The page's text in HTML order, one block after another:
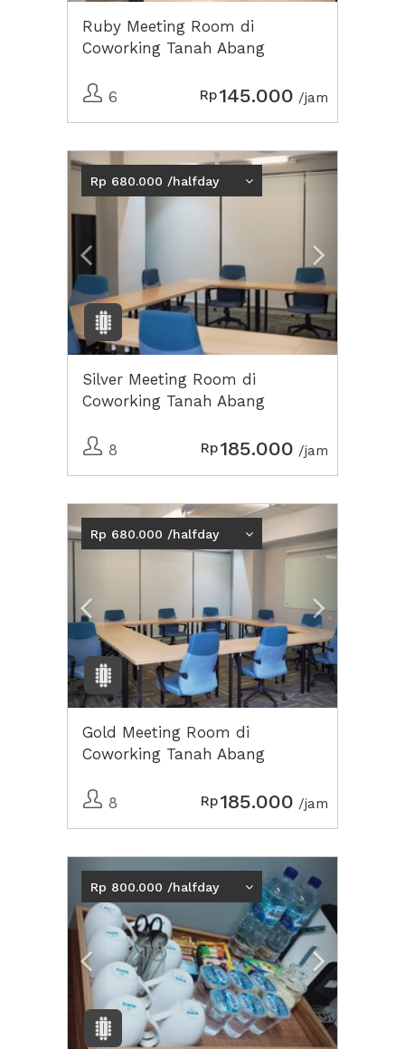
Ruby Meeting Room di
Coworking Tanah Abang
6 Rp145.000 /jam
Previous Next2
Rp 680.000 /halfday
Silver Meeting Room di
Coworking Tanah Abang
8 Rp185.000 /jam
Previous
Rp 680.000 /halfday
Gold Meeting Room di
Coworking Tanah Abang
8 Rp185.000 /jam
Previous
Rp 800.000 /halfday